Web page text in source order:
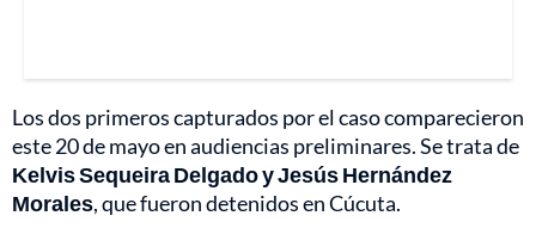
Los dos primeros capturados por el caso comparecieron
este 20 de mayo en audiencias preliminares. Se trata de
Kelvis Sequeira Delgado y Jesús Hernández
Morales, que fueron detenidos en Cúcuta.